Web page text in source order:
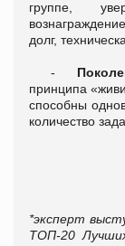
группе,
долг,
-
принципа
способны
количество
*эксперт
ТОП-20